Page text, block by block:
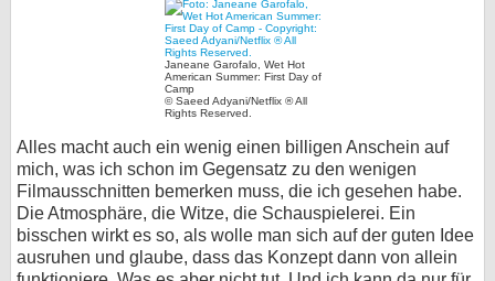
Janeane Garofalo, Wet Hot
American Summer: First Day of
Camp
© Saeed Adyani/Netflix ® All
Rights Reserved.
Alles macht auch ein wenig einen billigen Anschein auf
mich, was ich schon im Gegensatz zu den wenigen
Filmausschnitten bemerken muss, die ich gesehen habe.
Die Atmosphäre, die Witze, die Schauspielerei. Ein
bisschen wirkt es so, als wolle man sich auf der guten Idee
ausruhen und glaube, dass das Konzept dann von allein